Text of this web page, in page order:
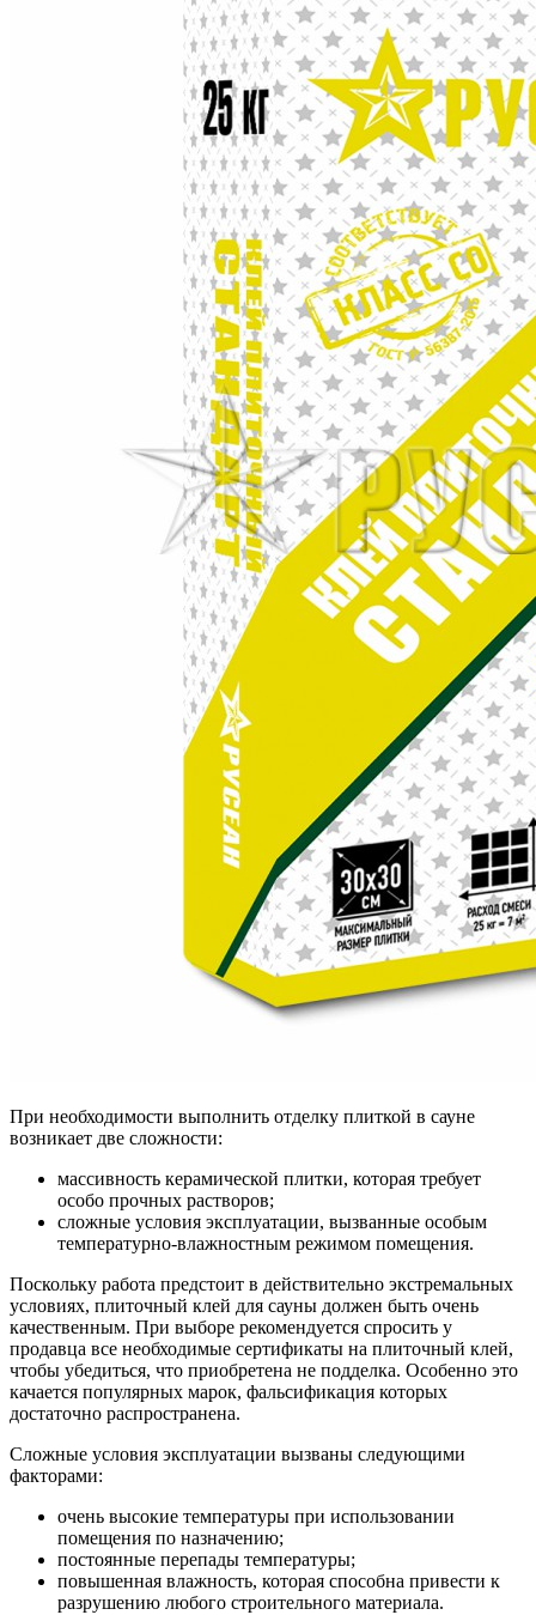
При необходимости выполнить отделку плиткой в сауне
возникает две сложности:
массивность керамической плитки, которая требует
особо прочных растворов;
сложные условия эксплуатации, вызванные особым
температурно-влажностным режимом помещения.
Поскольку работа предстоит в действительно экстремальных
условиях, плиточный клей для сауны должен быть очень
качественным. При выборе рекомендуется спросить у
продавца все необходимые сертификаты на плиточный клей,
чтобы убедиться, что приобретена не подделка. Особенно это
качается популярных марок, фальсификация которых
достаточно распространена.
Сложные условия эксплуатации вызваны следующими
факторами:
очень высокие температуры при использовании
помещения по назначению;
постоянные перепады температуры;
повышенная влажность, которая способна привести к
разрушению любого строительного материала.